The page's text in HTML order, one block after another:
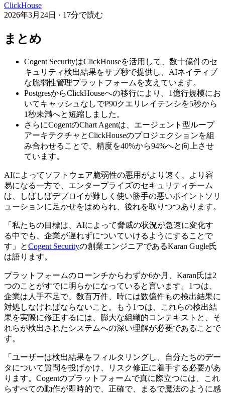
ClickHouse
2026年3月24日 · 17分で読む
まとめ
Cogent SecurityはClickHouseを活用して、数十億件のセ
キュリティ検出結果をサブ秒で提供し、AIネイティブ
な脆弱性管理プラットフォームを支えています。
PostgresからClickHouseへの移行により、1億行規模にお
いてキャッシュなしでP90クエリレイテンシを5秒から
1秒未満へと短縮しました。
さらにCogentのChart Agentは、エージェント型ループ
アーキテクチャとClickHouseのプロジェクションを組
み合わせることで、精度を40%から94%へと向上させ
ています。
AIによってソフトウェア脆弱性の悪用がより速く、より容
易になる一方で、エンタープライズのセキュリティチーム
は、しばしばデプロイが難しく使い勝手の悪いポイントソリ
ューションに足かせをはめられ、後れを取りつつあります。
「私たちの目標は、AIによって脅威の状況が急速に変化す
る中でも、企業が遅れずについていけるようにすることで
す」とCogent Securityの創業エンジニアであるKaran Gugle氏
は語ります。
プラットフォームのローンチからわずか6か月、Karan氏は2
つのことがすでに明らかになっていると言います。1つは、
企業は人手不足で、数百万件、時には数億件もの検出結果に
対処しなければならないこと。もう1つは、これらの検出結
果を実際に修正するには、膨大な組織的コンテキストと、そ
れらが検出されたシステムへの深い理解が必要であることで
す。
「ユーザーは検出結果をフィルタリングし、自分たちのデー
タについて質問を投げかけ、リスク修正に着手する必要があ
ります。Cogentのプラットフォームで真に際立つには、これ
らすべての動作が即時的で、正確で、まるで魔法のように感